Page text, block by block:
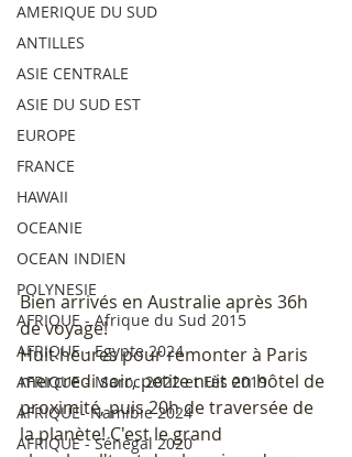
AMERIQUE DU SUD
ANTILLES
ASIE CENTRALE
ASIE DU SUD EST
EUROPE
FRANCE
HAWAII
OCEANIE
OCEAN INDIEN
POLYNESIE
AFRIQUE - Afrique du Sud 2015
AFRIQUE - Egypte 2024
AFRIQUE - Maroc 2022 et Fès 2019
AFRIQUE- Namibie 2024
AFRIQUE - Sénégal 2020
Bien arrivés en Australie après 36h
de voyage!
Huit heures pour remonter à Paris
mercredi soir, petite nuit en hôtel de
proximité, puis 20h de traversée de
la planète! C'est le grand